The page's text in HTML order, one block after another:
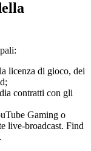
licenza di gioco, dei
contratti con gli
Gaming o
live‑broadcast. Find
.